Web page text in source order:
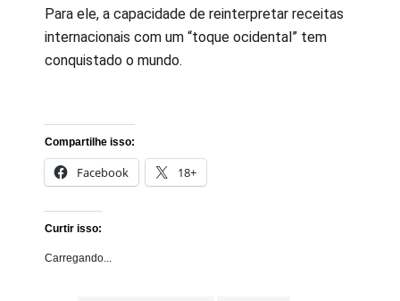
Para ele, a capacidade de reinterpretar receitas
internacionais com um “toque ocidental” tem
conquistado o mundo.
Compartilhe isso:
Facebook 18+
Curtir isso:
Carregando...